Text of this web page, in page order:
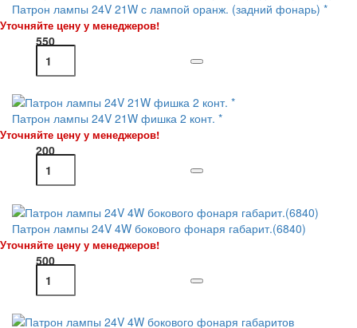
Патрон лампы 24V 21W с лампой оранж. (задний фонарь) *
Уточняйте цену у менеджеров!
550
Патрон лампы 24V 21W фишка 2 конт. *
Уточняйте цену у менеджеров!
200
Патрон лампы 24V 4W бокового фонаря габарит.(6840)
Уточняйте цену у менеджеров!
500